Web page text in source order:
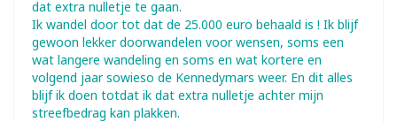
dat extra nulletje te gaan.
Ik wandel door tot dat de 25.000 euro behaald is ! Ik blijf
gewoon lekker doorwandelen voor wensen, soms een
wat langere wandeling en soms en wat kortere en
volgend jaar sowieso de Kennedymars weer. En dit alles
blijf ik doen totdat ik dat extra nulletje achter mijn
streefbedrag kan plakken.